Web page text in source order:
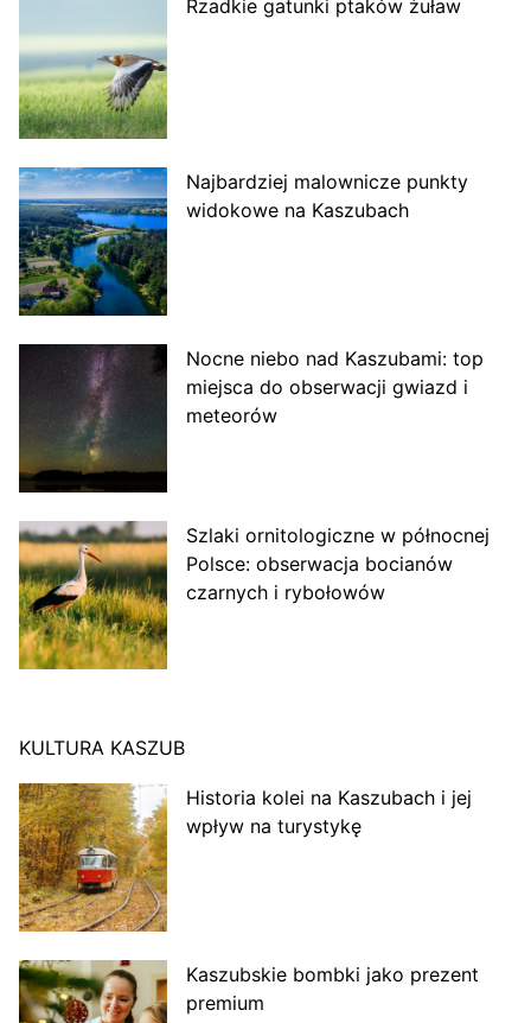
Rzadkie gatunki ptaków żuław
Najbardziej malownicze punkty
widokowe na Kaszubach
Nocne niebo nad Kaszubami: top
miejsca do obserwacji gwiazd i
meteorów
Szlaki ornitologiczne w północnej
Polsce: obserwacja bocianów
czarnych i rybołowów
KULTURA KASZUB
Historia kolei na Kaszubach i jej
wpływ na turystykę
Kaszubskie bombki jako prezent
premium